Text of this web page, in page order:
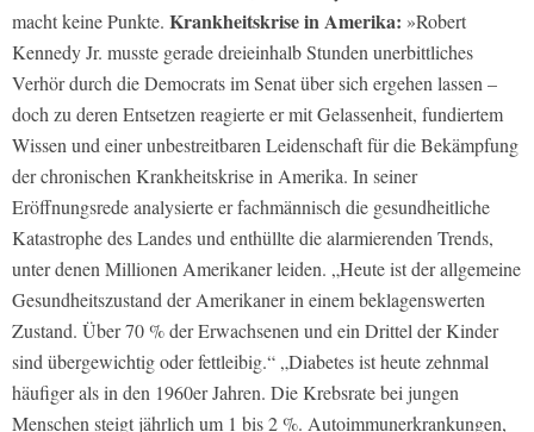
macht keine Punkte. Krankheitskrise in Amerika: »Robert
Kennedy Jr. musste gerade dreieinhalb Stunden unerbittliches
Verhör durch die Democrats im Senat über sich ergehen lassen –
doch zu deren Entsetzen reagierte er mit Gelassenheit, fundiertem
Wissen und einer unbestreitbaren Leidenschaft für die Bekämpfung
der chronischen Krankheitskrise in Amerika. In seiner
Eröffnungsrede analysierte er fachmännisch die gesundheitliche
Katastrophe des Landes und enthüllte die alarmierenden Trends,
unter denen Millionen Amerikaner leiden. „Heute ist der allgemeine
Gesundheitszustand der Amerikaner in einem beklagenswerten
Zustand. Über 70 % der Erwachsenen und ein Drittel der Kinder
sind übergewichtig oder fettleibig.“ „Diabetes ist heute zehnmal
häufiger als in den 1960er Jahren. Die Krebsrate bei jungen
Menschen steigt jährlich um 1 bis 2 %. Autoimmunerkrankungen,